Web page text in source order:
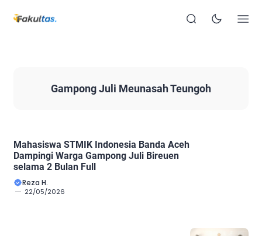
Gampong Juli Meunasah Teungoh
Mahasiswa STMIK Indonesia Banda Aceh
Dampingi Warga Gampong Juli Bireuen
selama 2 Bulan Full
Reza H.
22/05/2026